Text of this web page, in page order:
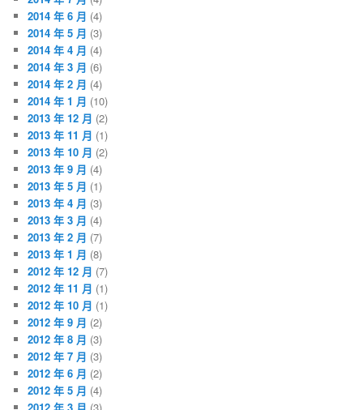
2014 年 6 月 (4)
2014 年 5 月 (3)
2014 年 4 月 (4)
2014 年 3 月 (6)
2014 年 2 月 (4)
2014 年 1 月 (10)
2013 年 12 月 (2)
2013 年 11 月 (1)
2013 年 10 月 (2)
2013 年 9 月 (4)
2013 年 5 月 (1)
2013 年 4 月 (3)
2013 年 3 月 (4)
2013 年 2 月 (7)
2013 年 1 月 (8)
2012 年 12 月 (7)
2012 年 11 月 (1)
2012 年 10 月 (1)
2012 年 9 月 (2)
2012 年 8 月 (3)
2012 年 7 月 (3)
2012 年 6 月 (2)
2012 年 5 月 (4)